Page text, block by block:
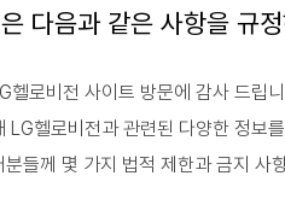
다음과 같은 사항을 규
헬로비전 사이트 방문에 감사 드립
LG헬로비전과 관련된 다양한 정보
들께 몇 가지 법적 제한과 금지 사